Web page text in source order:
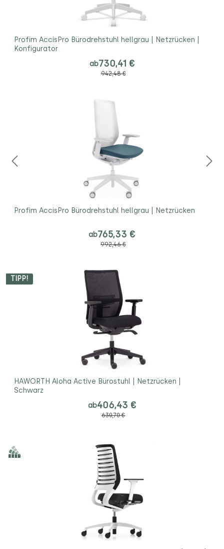
Profim AccisPro Bürodrehstuhl hellgrau | Netzrücken |
Konfigurator
ab730,41 €
942,48 €
Profim AccisPro Bürodrehstuhl hellgrau | Netzrücken
ab765,33 €
992,46 €
TIPP!
HAWORTH Aloha Active Bürostuhl | Netzrücken |
Schwarz
ab406,43 €
630,70 €